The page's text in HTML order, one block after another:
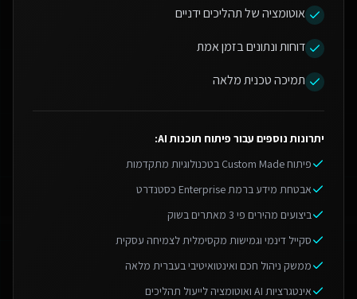
אוטומציה של תהליכים ידניים
דוחות ונתונים בזמן אמת
תמיכה טכנית מלאה
יתרונות נוספים עבור פיתוח תוכנות AI
:
פיתוח Custom Made בטכנולוגיות מתקדמות
אבטחת מידע ברמת Enterprise כסטנדרט
ביצועים מהירים פי 3 מאתרים בשוק
סקייל דינמי וגמישות מקסימלית לצמיחה עסקית
ממשק ניהול חכם ואינטואיטיבי בעברית מלאה
אינטגרציות AI ואוטומציה לייעול תהליכים